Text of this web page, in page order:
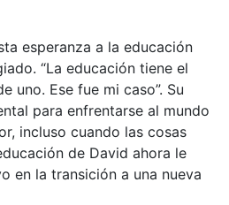
esperanza a la educación
“La educación tiene el
uno. Ese fue mi caso”. Su
para enfrentarse al mundo
incluso cuando las cosas
de David ahora le
en la transición a una nueva